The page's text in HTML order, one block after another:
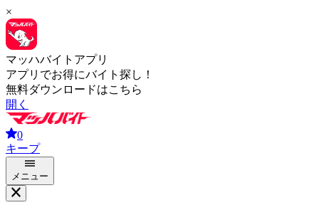
×
マッハバイトアプリ
アプリでお得にバイト探し！
無料ダウンロードはこちら
開く
0
キープ
メニュー